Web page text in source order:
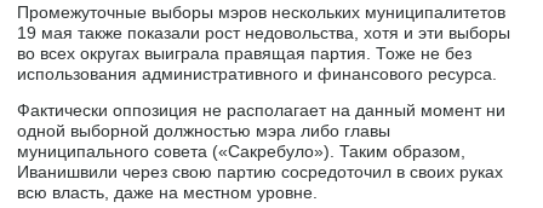
Промежуточные выборы мэров нескольких муниципалитетов
19 мая также показали рост недовольства, хотя и эти выборы
во всех округах выиграла правящая партия. Тоже не без
использования административного и финансового ресурса.
Фактически оппозиция не располагает на данный момент ни
одной выборной должностью мэра либо главы
муниципального совета («Сакребуло»). Таким образом,
Иванишвили через свою партию сосредоточил в своих руках
всю власть, даже на местном уровне.